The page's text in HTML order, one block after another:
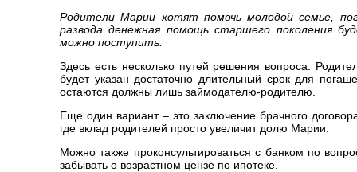
Родители Марии хотят помочь молодой семье,
развода денежная помощь старшего поколения
можно поступить.
Здесь есть несколько путей решения вопроса.
будет указан достаточно длительный срок для
остаются должны лишь займодателю-родителю.
Еще один вариант – это заключение брачного
где вклад родителей просто увеличит долю Марии.
Можно также проконсультироваться с банком по
забывать о возрастном цензе по ипотеке.